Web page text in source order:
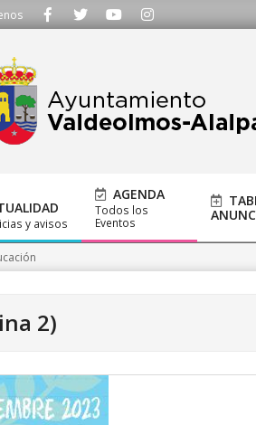
al 91 620 21 53 o escríbenos a
y avisos
AGENDA
Todos los
Eventos
2)